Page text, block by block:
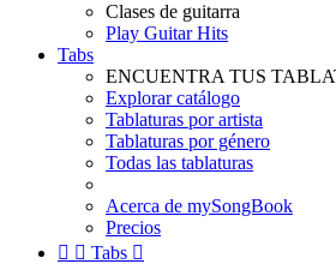
Clases de guitarra
Play Guitar Hits
Tabs
ENCUENTRA TUS
Explorar catálogo
Tablaturas por artista
Tablaturas por género
Todas las tablaturas
Acerca de mySongBook
Precios
  Tabs 